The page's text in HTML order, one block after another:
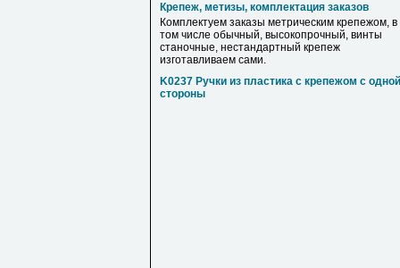
Крепеж, метизы, комплектация заказов
Комплектуем заказы метрическим крепежом, в
том числе обычный, высокопрочный, винты
станочные, нестандартный крепеж
изготавливаем сами.
K0237 Ручки из пластика с крепежом с одной
стороны